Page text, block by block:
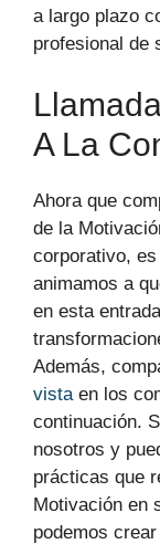
a largo plazo
profesional de
A La
Ahora que
de la
corporativo,
animamos a
en esta
Además,
vista en los
continuación.
nosotros y
prácticas que
Motivación en
podemos